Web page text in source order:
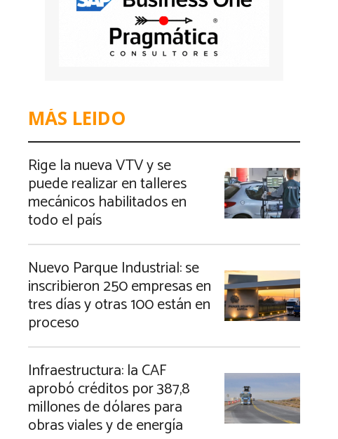
MÁS LEIDO
Rige la nueva VTV y se
puede realizar en talleres
mecánicos habilitados en
todo el país
Nuevo Parque Industrial: se
inscribieron 250 empresas en
tres días y otras 100 están en
proceso
Infraestructura: la CAF
aprobó créditos por 387,8
millones de dólares para
obras viales y de energía